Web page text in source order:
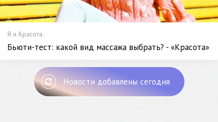
Я и Красота.
Бьюти-тест: какой вид массажа выбрать? - «Красота»
Новости добавлены сегодня